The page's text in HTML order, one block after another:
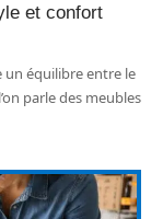
et confort
un équilibre entre le
parle des meubles